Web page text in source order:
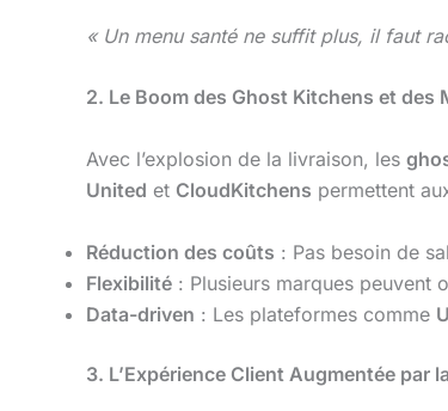
« Un menu santé ne suffit plus, il faut
2. Le Boom des Ghost Kitchens et des
Avec l’explosion de la livraison, les
United et CloudKitchens permettent
Réduction des coûts : Pas besoin de
Flexibilité : Plusieurs marques peuvent
Data-driven : Les plateformes comme
3. L’Expérience Client Augmentée par